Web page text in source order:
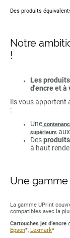
Des produits
Notre
!
Les
d'encre et à
Ils vous apportent
:
Une
supérieurs aux
Des
à haut
Une
La gamme UPrint
compatibles avec la
Cartouches jet d’encre
Epson*, Lexmark*